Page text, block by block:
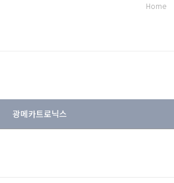
Home
광메카트로닉스